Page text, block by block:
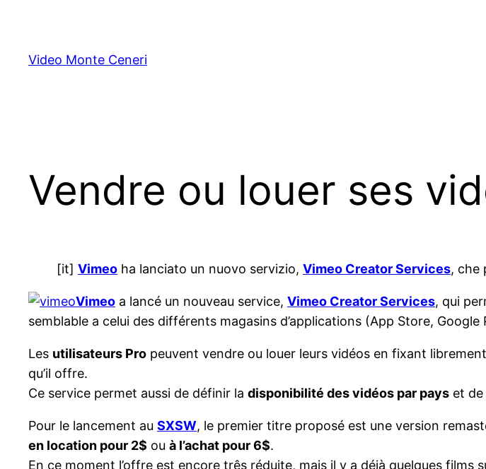
content
Video Monte Ceneri
Vendre ou louer ses
[it] Vimeo ha lanciato un nuovo servizio, Vimeo Creator Services, che
Vimeo a lancé un nouveau service, Vimeo Creator Services, qui
semblable a celui des différents magasins d’applications (App Store, Google
Les utilisateurs Pro peuvent vendre ou louer leurs vidéos en fixant
qu’il offre.
Ce service permet aussi de définir la disponibilité des vidéos par pays et
Pour le lancement au SXSW, le premier titre proposé est une version
en location pour 2$ ou à l’achat pour 6$.
En ce moment l’offre est encore três réduite, mais il y a déjà quelques films